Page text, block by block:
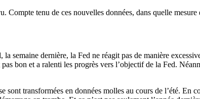
Compte tenu de ces nouvelles données, dans quelle
semaine dernière, la Fed ne réagit pas de manière
bon et a ralenti les progrès vers l’objectif de la Fed.
transformées en données molles au cours de l’été. En